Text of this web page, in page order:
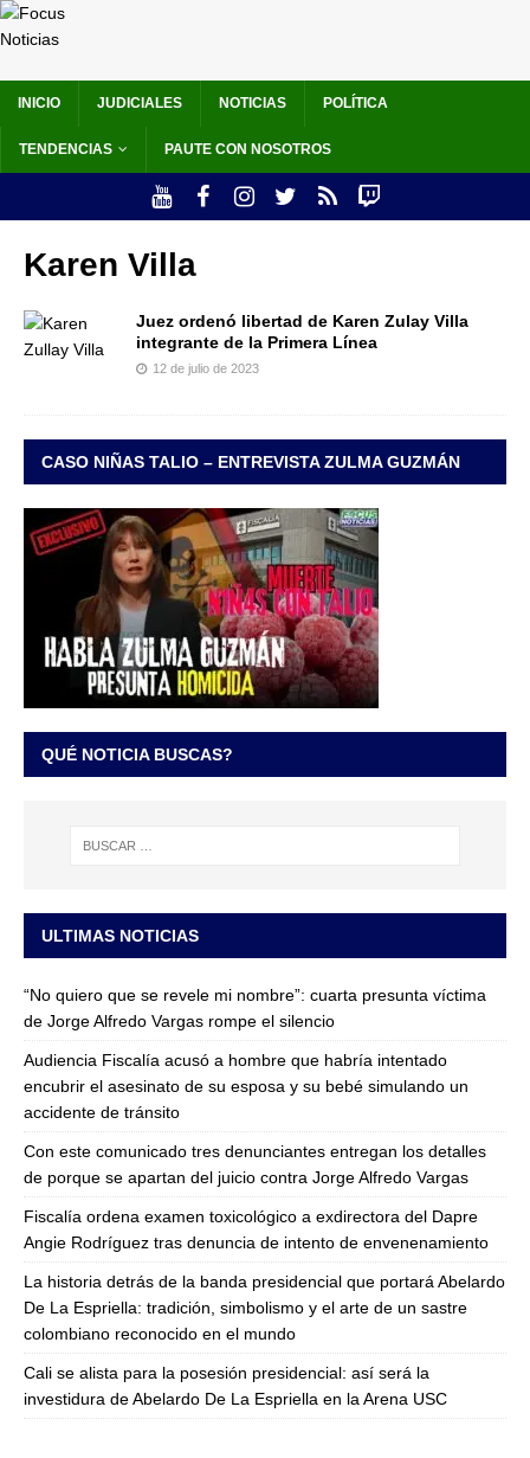
INICIO JUDICIALES NOTICIAS POLÍTICA
TENDENCIAS PAUTE CON NOSOTROS
Karen Villa
Juez ordenó libertad de Karen Zulay Villa
integrante de la Primera Línea
12 de julio de 2023
CASO NIÑAS TALIO – ENTREVISTA ZULMA GUZMÁN
QUÉ NOTICIA BUSCAS?
ULTIMAS NOTICIAS
“No quiero que se revele mi nombre”: cuarta presunta víctima
de Jorge Alfredo Vargas rompe el silencio
Audiencia Fiscalía acusó a hombre que habría intentado
encubrir el asesinato de su esposa y su bebé simulando un
accidente de tránsito
Con este comunicado tres denunciantes entregan los detalles
de porque se apartan del juicio contra Jorge Alfredo Vargas
Fiscalía ordena examen toxicológico a exdirectora del Dapre
Angie Rodríguez tras denuncia de intento de envenenamiento
La historia detrás de la banda presidencial que portará Abelardo
De La Espriella: tradición, simbolismo y el arte de un sastre
colombiano reconocido en el mundo
Cali se alista para la posesión presidencial: así será la
investidura de Abelardo De La Espriella en la Arena USC